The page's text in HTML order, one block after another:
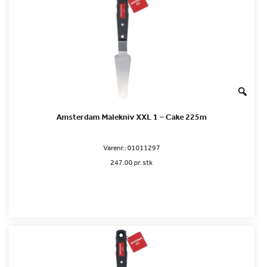
Amsterdam Malekniv XXL 1 – Cake 225m
Varenr.:01011297
247.00 pr. stk